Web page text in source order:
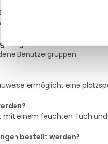
für den Einsatz in
Benutzergruppen.
ermöglicht eine
mit einem feuchten Tuch
bestellt werden?